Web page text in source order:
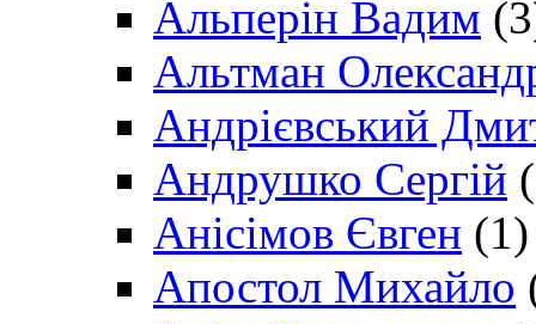
Альперін Вадим
Альтман
Андрієвський
Андрушко Сергій
Анісімов Євген (1)
Апостол Михайло